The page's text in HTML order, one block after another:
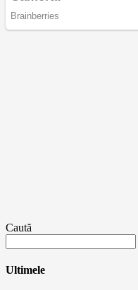
Caută
Ultimele